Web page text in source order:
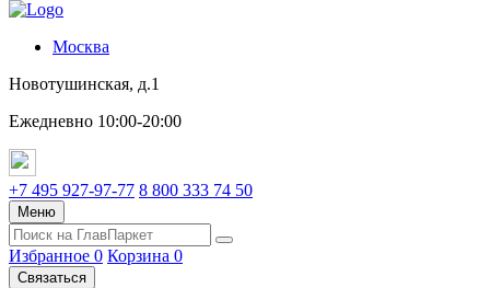
Москва
Новотушинская, д.1
Ежедневно 10:00-20:00
+7 495 927-97-77 8 800 333 74 50
Меню
Избранное 0 Корзина 0
Связаться